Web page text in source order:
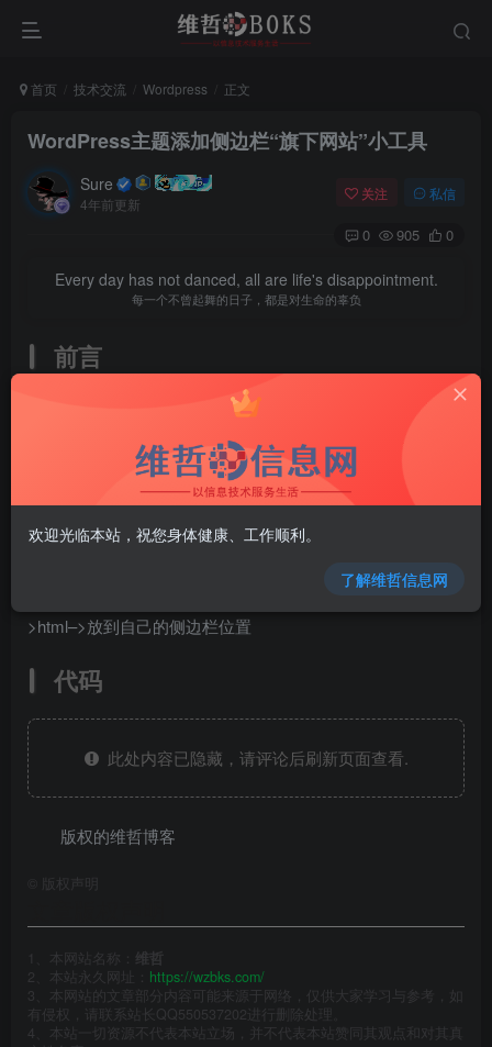
首页 技术交流 Wordpress 正文
WordPress主题添加侧边栏“旗下网站”小工具
Sure
4年前更新
关注 私信
0 905 0
Every day has not danced, all are life's disappointment.
每一个不曾起舞的日子，都是对生命的辜负
前言
给网站侧边栏添加一个侧边栏
教程
后台–>外观–>小工具–
>html–>放到自己的侧边栏位置
代码
此处内容已隐藏，请评论后刷新页面查看.
版权的维哲博客
版权声明
1、本网站名称： 维哲
2、本站永久网址： https://wzbks.com/
3、本网站的文章部分内容可能来源于网络，仅供大家学习与参考，如
有侵权，请联系站长QQ550537202进行删除处理。
4、本站一切资源不代表本站立场，并不代表本站赞同其观点和对其真
欢迎光临本站，祝您身体健康、工作顺利。
了解维哲信息网